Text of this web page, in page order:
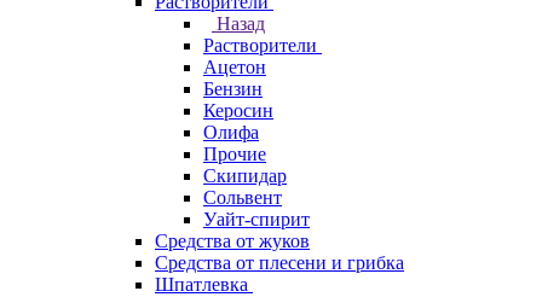
Назад
Растворители
Ацетон
Бензин
Керосин
Олифа
Прочие
Скипидар
Сольвент
Уайт-спирит
Средства от жуков
Средства от плесени и грибка
Шпатлевка